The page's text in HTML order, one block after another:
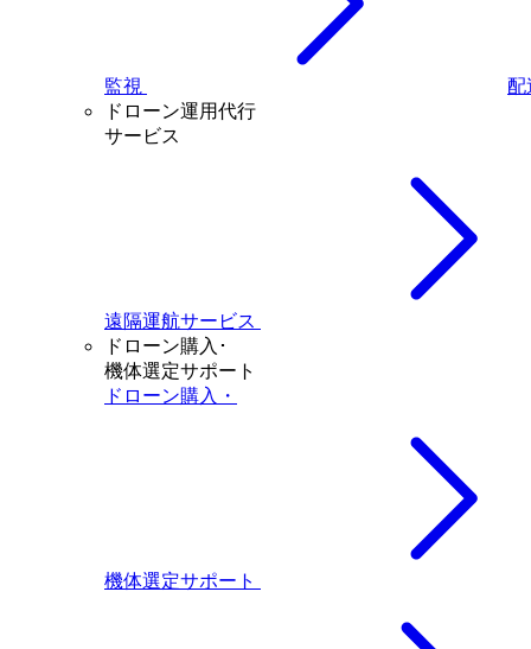
監視 配
ドローン運用代行
サービス
遠隔運航サービス
ドローン購入･
機体選定サポート
ドローン購入・
機体選定サポート